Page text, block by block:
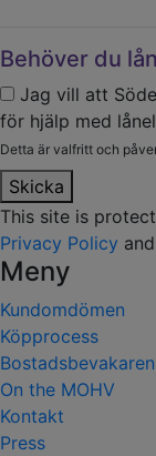
Behöver du
Jag vill att
för hjälp med
Detta är valfritt och
Skicka
This site is
Privacy Policy and
Meny
Kundomdömen
Köpprocess
Bostadsbevakaren
On the MOHV
Kontakt
Press